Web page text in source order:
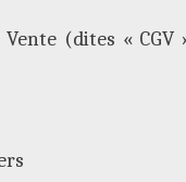
Vente (dites «